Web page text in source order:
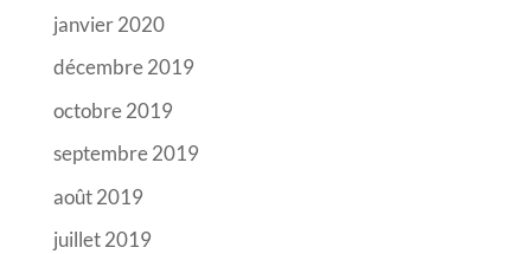
janvier 2020
décembre 2019
octobre 2019
septembre 2019
août 2019
juillet 2019